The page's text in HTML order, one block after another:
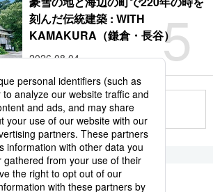
5
刻んだ伝統建築 : WITH
KAMAKURA（鎌倉・長谷）
2026.08.04
もっと見る
ード